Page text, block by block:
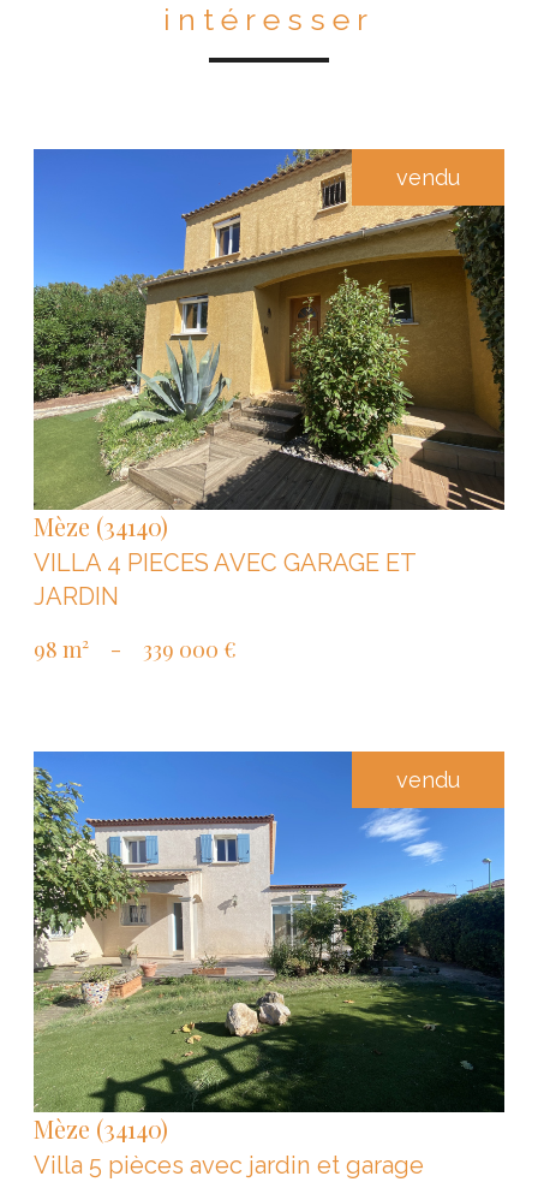
intéresser
vendu
VOIR LE BIEN
Mèze (34140)
VILLA 4 PIECES AVEC GARAGE ET
JARDIN
98 m²
- 339 000 €
vendu
VOIR LE BIEN
Mèze (34140)
Villa 5 pièces avec jardin et garage